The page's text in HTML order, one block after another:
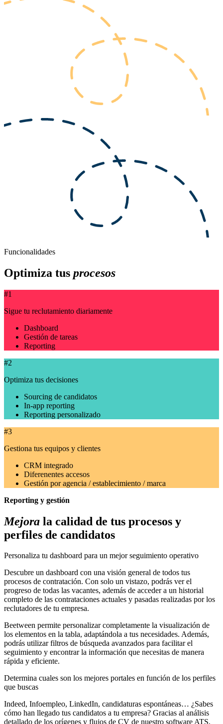
Funcionalidades
Optimiza tus procesos
#1
Sigue tu reclutamiento diariamente
Dashboard
Gestión de tareas
Reporting
#2
Optimiza tus decisiones
Sourcing de candidatos
In-app reporting
Reporting personalizado
#3
Gestiona tus equipos y clientes
CRM integrado
Diferenentes accesos
Gestión por agencia / establecimiento / marca
Reporting y gestión
Mejora la calidad de tus procesos y
perfiles de candidatos
Personaliza tu dashboard para un mejor seguimiento operativo
Descubre un dashboard con una visión general de todos tus
procesos de contratación. Con solo un vistazo, podrás ver el
progreso de todas las vacantes, además de acceder a un historial
completo de las contrataciones actuales y pasadas realizadas por los
reclutadores de tu empresa.
Beetween permite personalizar completamente la visualización de
los elementos en la tabla, adaptándola a tus necesidades. Además,
podrás utilizar filtros de búsqueda avanzados para facilitar el
seguimiento y encontrar la información que necesitas de manera
rápida y eficiente.
Determina cuales son los mejores portales en función de los perfiles
que buscas
Indeed, Infoempleo, LinkedIn, candidaturas espontáneas… ¿Sabes
cómo han llegado tus candidatos a tu empresa? Gracias al análisis
detallado de los orígenes y flujos de CV de nuestro software ATS,